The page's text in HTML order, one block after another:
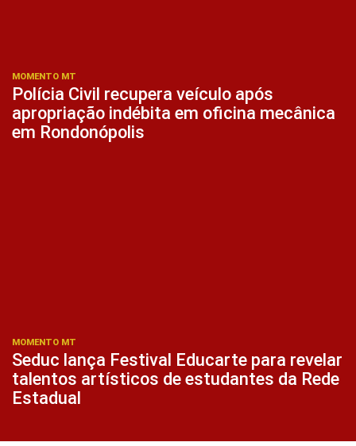
MOMENTO MT
Polícia Civil recupera veículo após
apropriação indébita em oficina mecânica
em Rondonópolis
MOMENTO MT
Seduc lança Festival Educarte para revelar
talentos artísticos de estudantes da Rede
Estadual